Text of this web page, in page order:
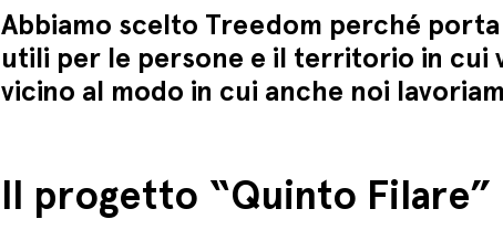
Abbiamo scelto Treedom perché
utili per le persone e il territorio in cui
vicino al modo in cui anche noi
Il progetto “Quinto Filare”